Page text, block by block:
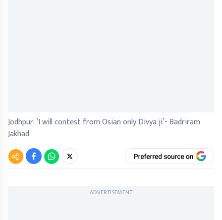
Jodhpur: ‘I will contest from Osian only Divya ji’- Badriram
Jakhad
ADVERTISEMENT